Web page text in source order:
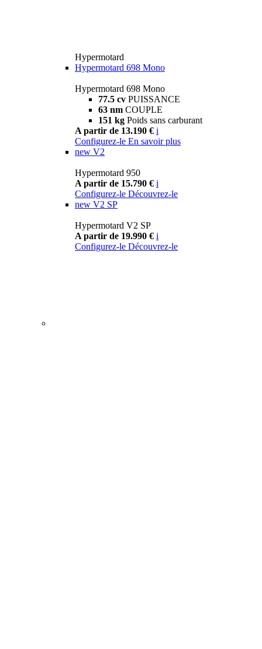
Hypermotard
Hypermotard 698 Mono
Hypermotard 698 Mono
77.5 cv PUISSANCE
63 nm COUPLE
151 kg Poids sans carburant
A partir de 13.190 € i
Configurez-le En savoir plus
new V2
Hypermotard 950
A partir de 15.790 € i
Configurez-le Découvrez-le
new V2 SP
Hypermotard V2 SP
A partir de 19.990 € i
Configurez-le Découvrez-le